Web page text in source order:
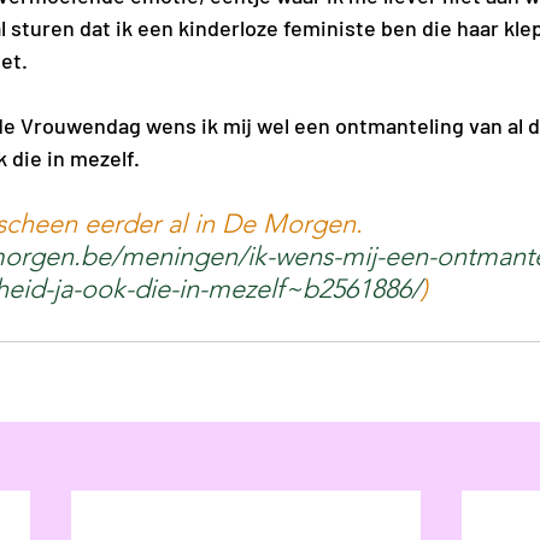
sturen dat ik een kinderloze feministe ben die haar
Vrouwendag wens ik mij wel een ontmanteling van
die in mezelf.
eerder al in De Morgen.
meningen/ik-wens-mij-een-
ja-ook-die-in-mezelf~b2561886/)